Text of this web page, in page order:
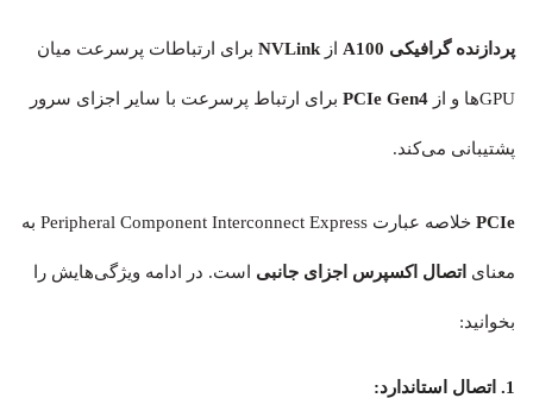
پردازنده‌ گرافیکی A100 از NVLink برای ارتباطات پرسرعت میان
GPUها و از PCIe Gen4 برای ارتباط پرسرعت با سایر اجزای سرور
پشتیبانی می‌کند.
PCIe خلاصه عبارت Peripheral Component Interconnect Express به
معنای اتصال اکسپرس اجزای جانبی است. در ادامه ویژگی‌هایش را
بخوانید:
1. اتصال استاندارد: